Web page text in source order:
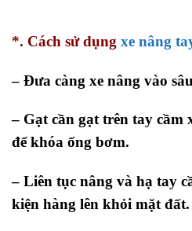
*. Cách sử dụng xe nâng
– Đưa càng xe nâng vào
– Gạt cần gạt trên tay
để khóa ống bơm.
– Liên tục nâng và hạ tay
kiện hàng lên khỏi mặt đất.